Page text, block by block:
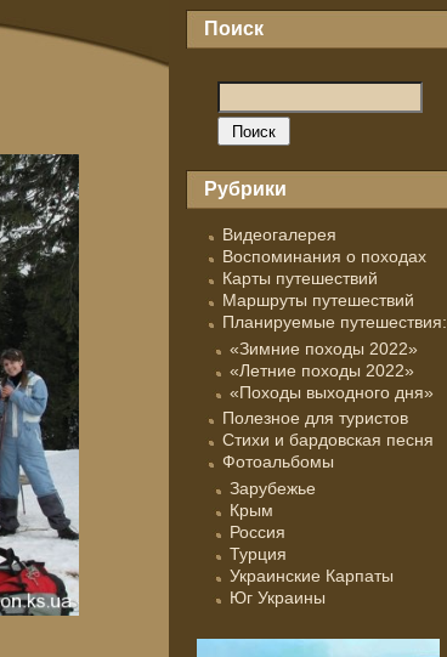
Поиск
Рубрики
Видеогалерея
Воспоминания о походах
Карты путешествий
Маршруты путешествий
Планируемые путешествия:
«Зимние походы 2022»
«Летние походы 2022»
«Походы выходного дня»
Полезное для туристов
Стихи и бардовская песня
Фотоальбомы
Зарубежье
Крым
Россия
Турция
Украинские Карпаты
Юг Украины